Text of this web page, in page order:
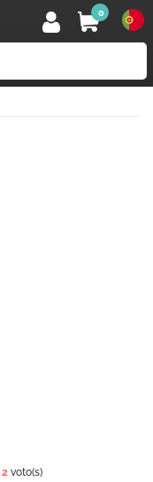
0
2 voto(s)